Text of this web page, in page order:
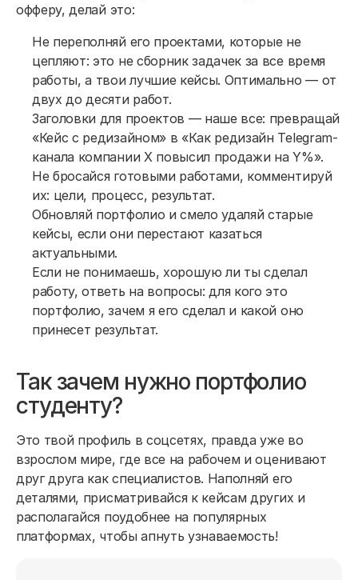
офферу, делай это:
Не переполняй его проектами, которые не
цепляют: это не сборник задачек за все время
работы, а твои лучшие кейсы. Оптимально — от
двух до десяти работ.
Заголовки для проектов — наше все: превращай
«Кейс с редизайном» в «Как редизайн Telegram-
канала компании X повысил продажи на Y%».
Не бросайся готовыми работами, комментируй
их: цели, процесс, результат.
Обновляй портфолио и смело удаляй старые
кейсы, если они перестают казаться
актуальными.
Если не понимаешь, хорошую ли ты сделал
работу, ответь на вопросы: для кого это
портфолио, зачем я его сделал и какой оно
принесет результат.
Так зачем нужно портфолио
студенту?
Это твой профиль в соцсетях, правда уже во
взрослом мире, где все на рабочем и оценивают
друг друга как специалистов. Наполняй его
деталями, присматривайся к кейсам других и
располагайся поудобнее на популярных
платформах, чтобы апнуть узнаваемость!